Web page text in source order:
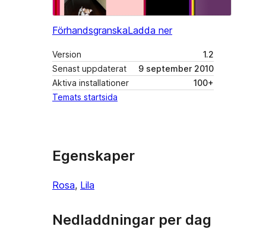
FörhandsgranskaLadda ner
Version
1.2
Senast uppdaterat
9 september 2010
Aktiva installationer
100+
Temats startsida
Egenskaper
Rosa, Lila
Nedladdningar per dag